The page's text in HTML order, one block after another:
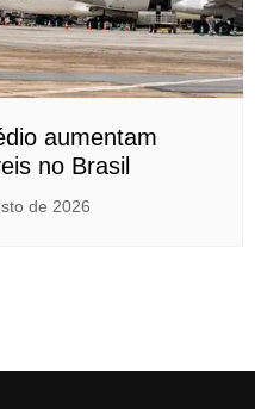
aumentam
no Brasil
de 2026